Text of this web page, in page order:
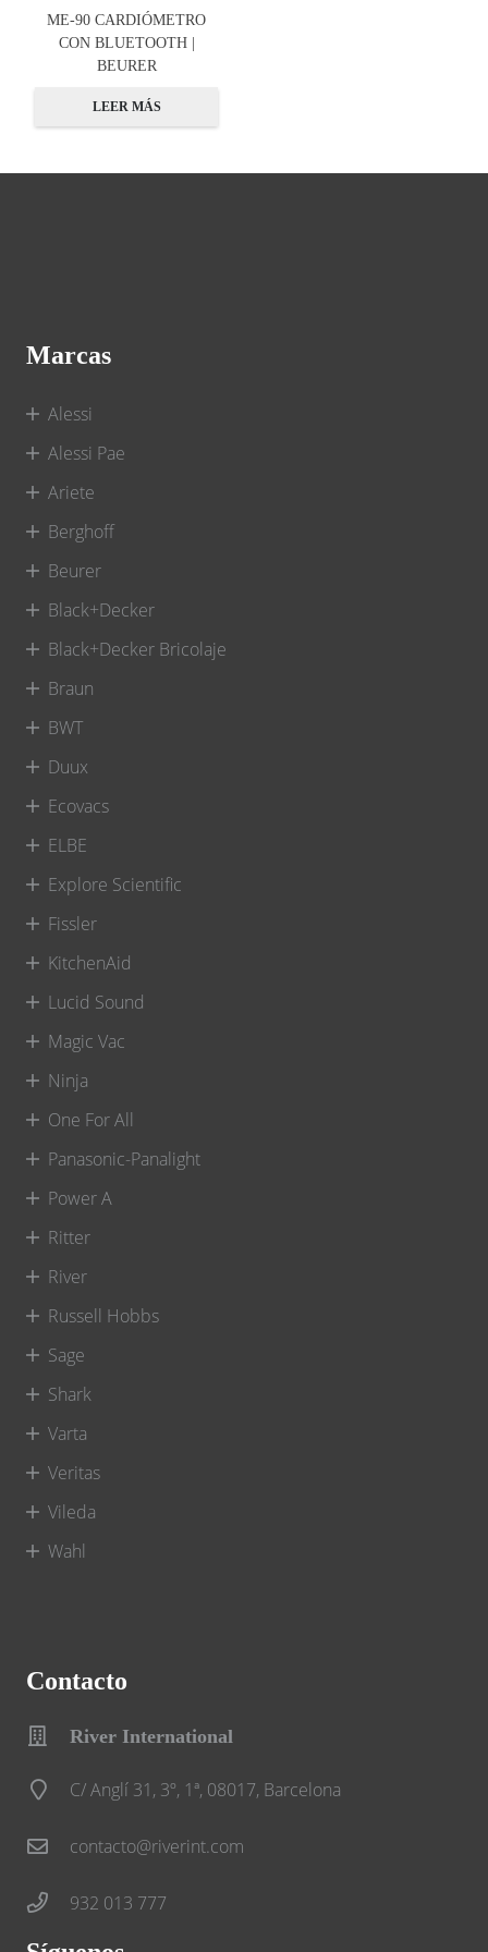
ME-90 CARDIÓMETRO
CON BLUETOOTH |
BEURER
LEER MÁS
Marcas
Alessi
Alessi Pae
Ariete
Berghoff
Beurer
Black+Decker
Black+Decker Bricolaje
Braun
BWT
Duux
Ecovacs
ELBE
Explore Scientific
Fissler
KitchenAid
Lucid Sound
Magic Vac
Ninja
One For All
Panasonic-Panalight
Power A
Ritter
River
Russell Hobbs
Sage
Shark
Varta
Veritas
Vileda
Wahl
Contacto
River International
C/ Anglí 31, 3º, 1ª, 08017, Barcelona
contacto@riverint.com
932 013 777